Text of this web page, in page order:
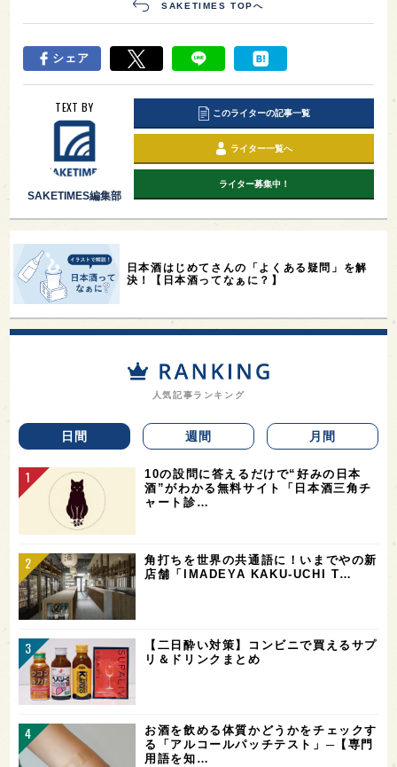
SAKETIMES TOPへ
シェア
TEXT BY
SAKETIMES編集部
このライターの記事一覧
ライター一覧へ
ライター募集中！
日本酒はじめてさんの「よくある疑問」を解
決！【日本酒ってなぁに？】
人気記事ランキング
日間 週間 月間
10の設問に答えるだけで“好みの日本
酒”がわかる無料サイト「日本酒三角チ
ャート診…
角打ちを世界の共通語に！いまでやの新
店舗「IMADEYA KAKU-UCHI T…
【二日酔い対策】コンビニで買えるサプ
リ＆ドリンクまとめ
お酒を飲める体質かどうかをチェックす
る「アルコールパッチテスト」─【専門
用語を知…